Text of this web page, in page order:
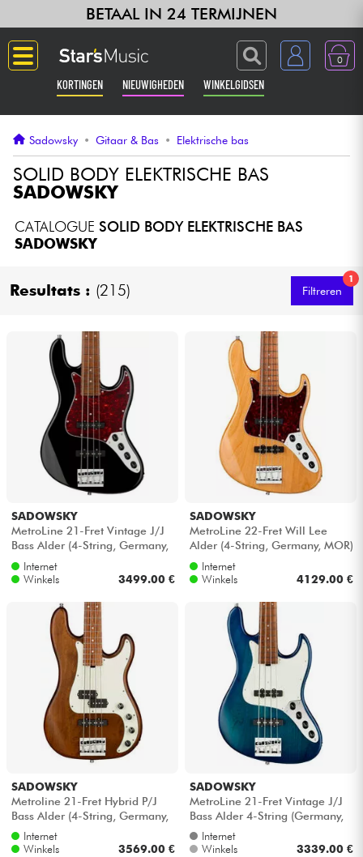
BETAAL IN 24 TERMIJNEN
0
KORTINGEN NIEUWIGHEDEN WINKELGIDSEN
Gitaar & Bas
Toetsenbord & Piano
Synths & samplers
Home-studio
Hoofdtelefoon
Microfoon
DJ
Licht
Blaasinstrument
Viool & Quatuor
Kinderen
Kabels & toebehoren
HiFi
Sadowsky • Gitaar & Bas • Elektrische bas
SOLID BODY ELEKTRISCHE BAS
SADOWSKY
CATALOGUE SOLID BODY ELEKTRISCHE BAS
SADOWSKY
Resultats : (215)
1
Filtreren
SADOWSKY
MetroLine 21-Fret Vintage J/J
Bass Alder (4-String, Germany,
MOR) - Solid black high po...
Internet
Winkels
3499.00 €
SADOWSKY
MetroLine 22-Fret Will Lee
Alder (4-String, Germany, MOR)
- Natural transparent gloss
Internet
Winkels
4129.00 €
SADOWSKY
Metroline 21-Fret Hybrid P/J
Bass Alder (4-String, Germany,
MOR) - Antique tobacco tran...
Internet
Winkels
3569.00 €
SADOWSKY
MetroLine 21-Fret Vintage J/J
Bass Alder 4-String (Germany,
MOR) - Bora blue burst tran...
Internet
Winkels
3339.00 €